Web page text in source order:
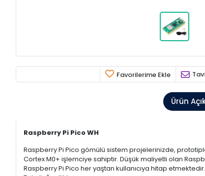
Favorilerime Ekle
Ürün
Raspberry Pi Pico WH
Raspberry Pi Pico gömülü sistem projelerinizde,
Cortex M0+ işlemciye sahiptir. Düşük maliyetli olan
Raspberry Pi Pico her yaştan kullanıcıya hitap etmektedir.